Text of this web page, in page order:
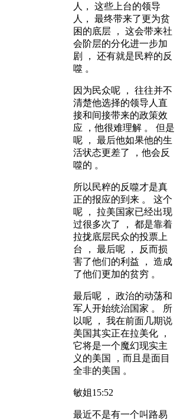
人， 这些上台的领导
人， 最终带来了更为贫
困的底层 ， 这会带来社
会阶层的分化进一步加
剧 ， 还有就是民粹的反
噬 。
因为民众呢 ， 往往并不
清楚他选择的领导人直
接和间接带来的政策效
应 ，他很难理解 。 但是
呢 ， 最后他如果他的生
活状态更差了 ，他会反
噬的 。
所以民粹的反噬才是真
正的报应的到来 。 这个
呢 ， 拉美国家已经出现
过很多次了 ， 都是靠着
拉拢底层民众的投票上
台 ， 最后呢 ， 反而损
害了他们的利益 ， 造成
了他们更加的贫穷 。
最后呢 ， 政治的动荡和
军人开始统治国家 。 所
以呢 ， 我在前面几期说
美国其实正在拉美化 ，
它将是一个魔幻现实主
义的美国 ，而且是面目
全非的美国 。
敏姐15:52
最近不是有一个叫路易